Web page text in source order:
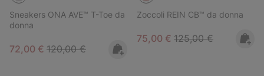
Sneakers ONA AVE™ T-Toe da
donna
Sale price:
72,00 € Regular price:
120,00 €
Zoccoli REIN CB™ da donna
Sale price:
75,00 € Regular price:
125,00 €